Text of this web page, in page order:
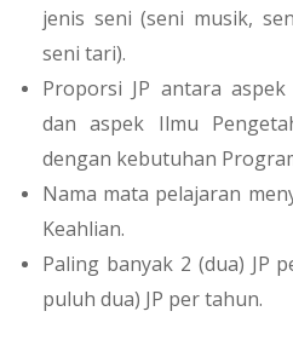
jenis seni (seni musik,
seni tari).
Proporsi JP antara
dan aspek Ilmu
dengan kebutuhan
Nama mata pelajaran
Keahlian.
Paling banyak 2 (dua) JP
puluh dua) JP per tahun.